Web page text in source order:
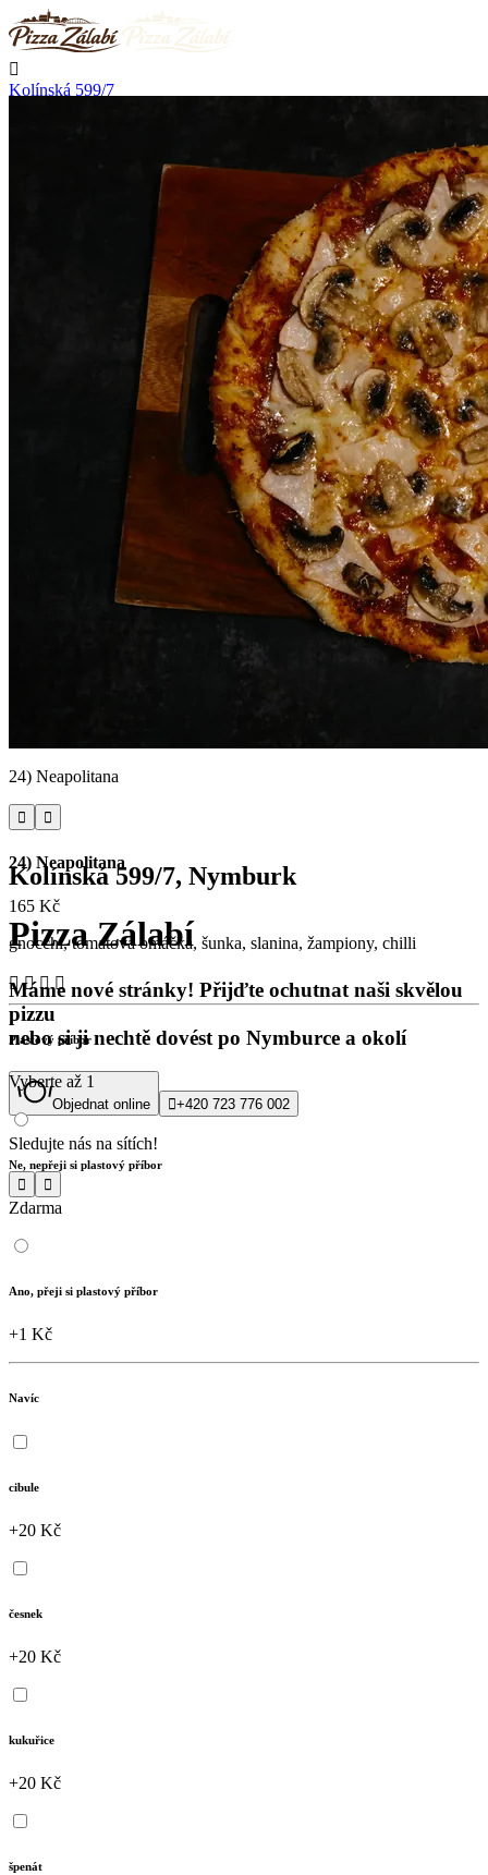

Kolínská 599/7
Přestává rozvážet v 20:30
Kolínská 599/7, Nymburk
Pizza Zálabí
Máme nové stránky! Přijďte ochutnat naši skvělou
pizzu
nebo si ji nechtě dovést po Nymburce a okolí
Objednat online +420 723 776 002
Sledujte nás na sítích!
 
24) Neapolitana
 
24) Neapolitana
165 Kč
gnocchi, tomatová omáčka, šunka, slanina, žampiony, chilli

Plastový příbor
Vyberte až 1
Ne, nepřeji si plastový příbor
Zdarma
Ano, přeji si plastový příbor
+1 Kč
Navíc
cibule
+20 Kč
česnek
+20 Kč
kukuřice
+20 Kč
špenát